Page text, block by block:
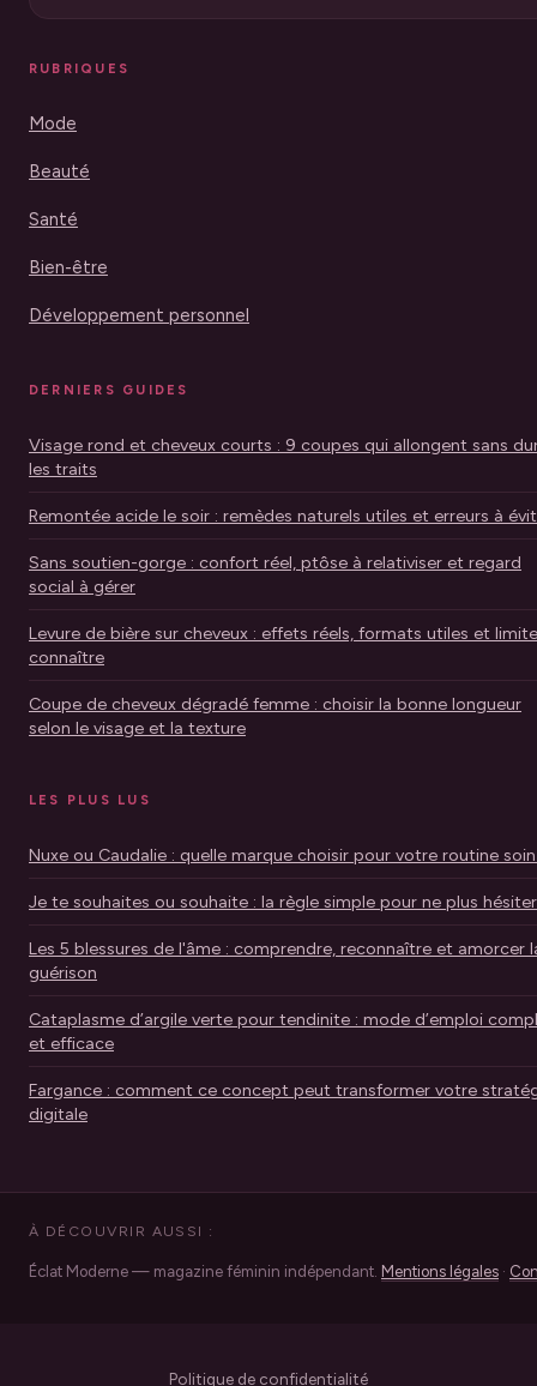
RUBRIQUES
Mode
Beauté
Santé
Bien-être
Développement personnel
DERNIERS GUIDES
Visage rond et cheveux courts : 9 coupes qui allongent sans
les traits
Remontée acide le soir : remèdes naturels utiles et erreurs à
Sans soutien-gorge : confort réel, ptôse à relativiser et regard
social à gérer
Levure de bière sur cheveux : effets réels, formats utiles et
connaître
Coupe de cheveux dégradé femme : choisir la bonne longueur
selon le visage et la texture
LES PLUS LUS
Nuxe ou Caudalie : quelle marque choisir pour votre routine
Je te souhaites ou souhaite : la règle simple pour ne plus hésiter
Les 5 blessures de l'âme : comprendre, reconnaître et amorcer
guérison
Cataplasme d’argile verte pour tendinite : mode d’emploi
et efficace
Fargance : comment ce concept peut transformer votre
digitale
À DÉCOUVRIR AUSSI :
Éclat Moderne — magazine féminin indépendant. Mentions légales ·
Politique de confidentialité